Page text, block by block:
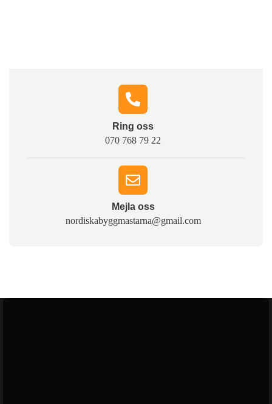
Ring oss​
070 768 79 22
Mejla oss​
nordiskabyggmastarna@gmail.com